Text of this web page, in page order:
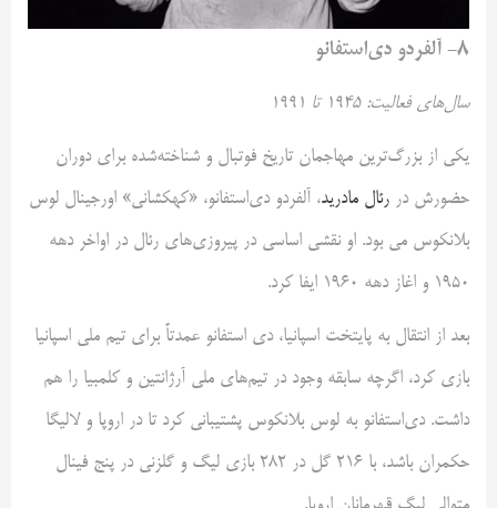
۸- آلفردو دی‌استفانو
سال‌های فعالیت: ۱۹۴۵ تا ۱۹۹۱
یکی از بزرگ‌ترین مهاجمان تاریخ فوتبال و شناخته‌شده برای دوران
حضورش در رئال مادرید، آلفردو دی‌استفانو، «کهکشانی» اورجینال لوس
بلانکوس می بود. او نقشی اساسی در پیروزی‌های رئال در اواخر دهه
۱۹۵۰ و اغاز دهه ۱۹۶۰ ایفا کرد.
بعد از انتقال به پایتخت اسپانیا، دی استفانو عمدتاً برای تیم ملی اسپانیا
بازی کرد، اگرچه سابقه وجود در تیم‌های ملی آرژانتین و کلمبیا را هم
داشت. دی‌استفانو به لوس بلانکوس پشتیبانی کرد تا در اروپا و لالیگا
حکمران باشد، با ۲۱۶ گل در ۲۸۲ بازی لیگ و گلزنی در پنج فینال